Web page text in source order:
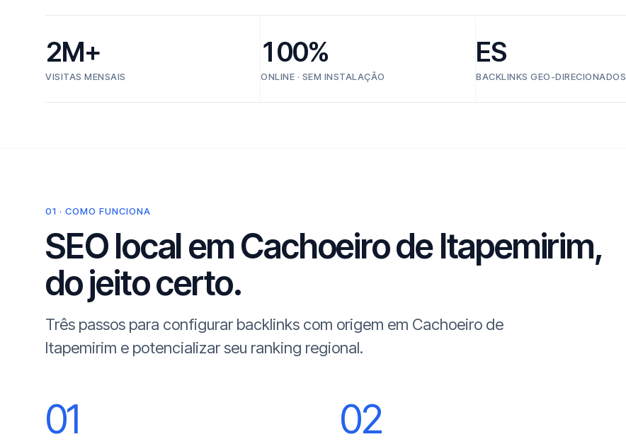
2M+
VISITAS MENSAIS
100%
ONLINE · SEM INSTALAÇÃO
ES
BACKLINKS GEO-DIRECIONADOS
01 · COMO FUNCIONA
SEO local em Cachoeiro de Itapemirim,
do jeito certo.
Três passos para configurar backlinks com origem em Cachoeiro de
Itapemirim e potencializar seu ranking regional.
01 02